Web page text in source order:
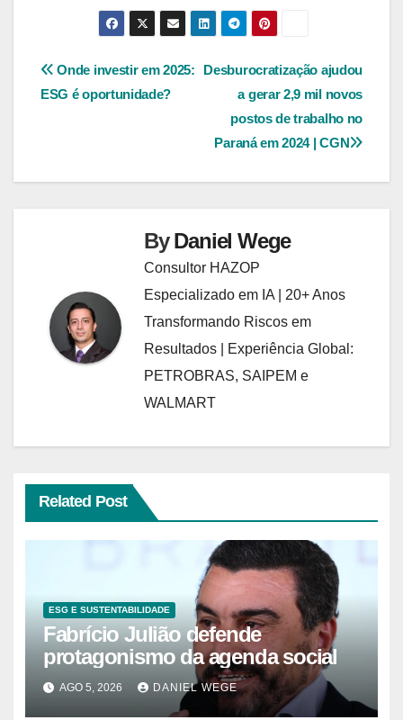
Navegação
Desburocratização ajudou
a gerar 2,9 mil novos
postos de trabalho no
Paraná em 2024 | CGN
Onde investir em 2025:
ESG é oportunidade?
ByDaniel Wege
Consultor HAZOP
Especializado em IA | 20+ Anos
Transformando Riscos em
Resultados | Experiência Global:
PETROBRAS, SAIPEM e
WALMART
Related Post
ESG E SUSTENTABILIDADE
Fabrício Julião defende
protagonismo da agenda social
AGO 5, 2026 DANIEL WEGE